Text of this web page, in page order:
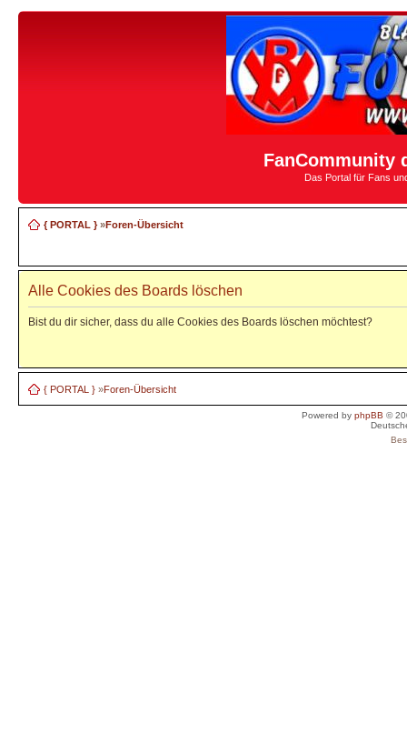
FanCommunity
Das Portal für Fans
{ PORTAL }»Foren-Übersicht
Alle Cookies des Boards löschen
Bist du dir sicher, dass du alle Cookies des Boards löschen möchtest?
{ PORTAL } »Foren-Übersicht
Powered byphpBB ©